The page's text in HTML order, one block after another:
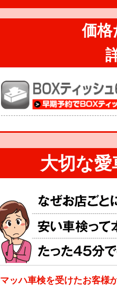
価格
大切な愛
マッハ車検を受けたお客様